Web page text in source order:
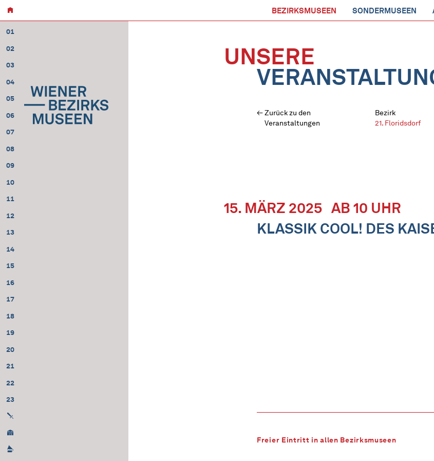
BEZIRKSMUSEEN SONDERMUSEEN
01
02
03
04
05
06
07
08
09
10
11
12
13
14
15
16
17
18
19
20
21
22
23
UNSERE
Zurück zu den
Veranstaltungen
Bezirk
21. Floridsdorf
15. MÄRZ 2025 AB 10 UHR
KLASSIK COOL! DES
Freier Eintritt in allen Bezirksmuseen